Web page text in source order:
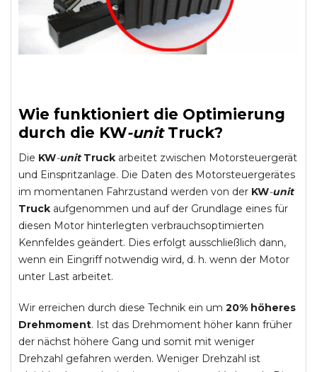
Wie funktioniert die Optimierung
durch die KW-unit Truck?
Die KW-unit Truck arbeitet zwischen Motorsteuergerät
und Einspritzanlage. Die Daten des Motorsteuergerätes
im momentanen Fahrzustand werden von der KW-unit
Truck aufgenommen und auf der Grundlage eines für
diesen Motor hinterlegten verbrauchsoptimierten
Kennfeldes geändert. Dies erfolgt ausschließlich dann,
wenn ein Eingriff notwendig wird, d. h. wenn der Motor
unter Last arbeitet.
Wir erreichen durch diese Technik ein um 20% höheres
Drehmoment. Ist das Drehmoment höher kann früher
der nächst höhere Gang und somit mit weniger
Drehzahl gefahren werden. Weniger Drehzahl ist